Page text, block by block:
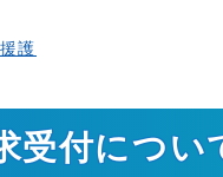
護
受付につい